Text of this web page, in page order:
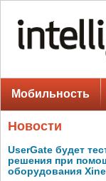
Мобильность
Новости
UserGate будет
решения при
оборудования